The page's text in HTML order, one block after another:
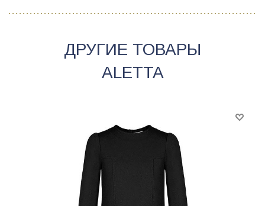
ДРУГИЕ ТОВАРЫ
ALETTA